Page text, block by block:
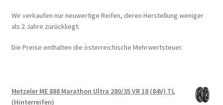
Wir verkaufen nur neuwertige Reifen, deren Herstellung weniger
als 2 Jahre zurückliegt.
Die Preise enthalten die österreichische Mehrwertsteuer.
Metzeler ME 888 Marathon Ultra 280/35 VR 18 (84V) TL
(Hinterreifen)